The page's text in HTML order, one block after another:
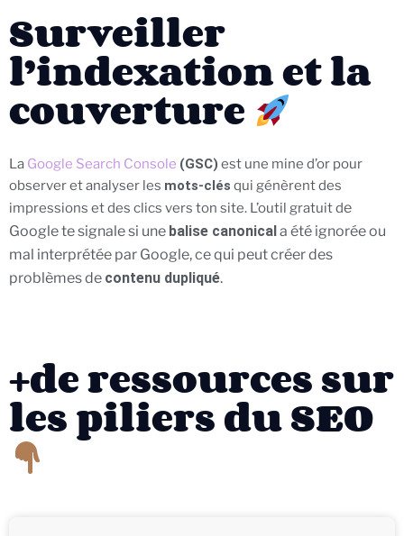
Surveiller
l’indexation et la
couverture
La Google Search Console (GSC) est une mine d’or pour
observer et analyser les mots-clés qui génèrent des
impressions et des clics vers ton site. L’outil gratuit de
Google te signale si une balise canonicala été ignorée ou
mal interprétée par Google, ce qui peut créer des
problèmes de contenu dupliqué.
+de ressources sur
les piliers du SEO